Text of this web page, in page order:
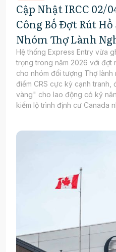
Cập Nhật IRCC 02/
Công Bố Đợt Rút
Nhóm Thợ Lành
Hệ thống Express Entry vừa
trọng trong năm 2026 với đợt
cho nhóm đối tượng Thợ
điểm CRS cực kỳ cạnh tranh,
vàng" cho lao động có kỹ
kiếm lộ trình định cư Canada